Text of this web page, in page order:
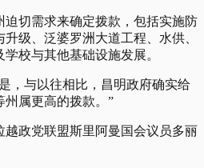
切需求来确定拨款，包括实施防
级、泛婆罗洲大道工程、水供、
校与其他基础设施发展。
，与以往相比，昌明政府确实给
州属更高的拨款。”
政党联盟斯里阿曼国会议员多丽